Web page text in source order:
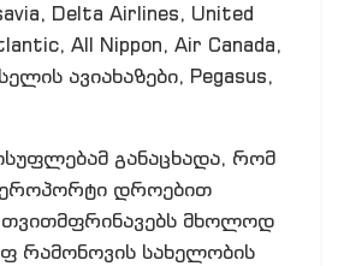
Delta Airlines, United
All Nippon, Air Canada,
ავიახაზები, Pegasus,
განაცხადა, რომ
დროებით
მხოლოდ
რამონოვის სახელობის